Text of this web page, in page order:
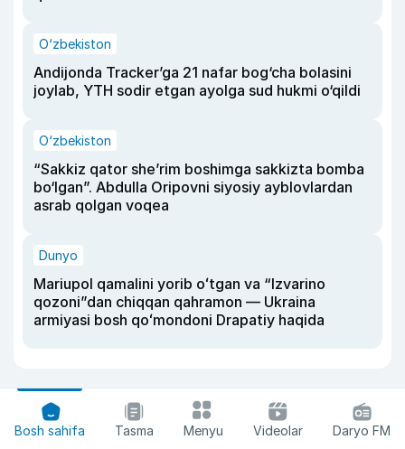
O‘zbekiston
Andijonda Tracker’ga 21 nafar bog‘cha bolasini
joylab, YTH sodir etgan ayolga sud hukmi o‘qildi
O‘zbekiston
“Sakkiz qator she’rim boshimga sakkizta bomba
bo‘lgan”. Abdulla Oripovni siyosiy ayblovlardan
asrab qolgan voqea
Dunyo
Mariupol qamalini yorib oʻtgan va “Izvarino
qozoni”dan chiqqan qahramon — Ukraina
armiyasi bosh qoʻmondoni Drapatiy haqida
Bosh sahifa Tasma Menyu Videolar Daryo FM